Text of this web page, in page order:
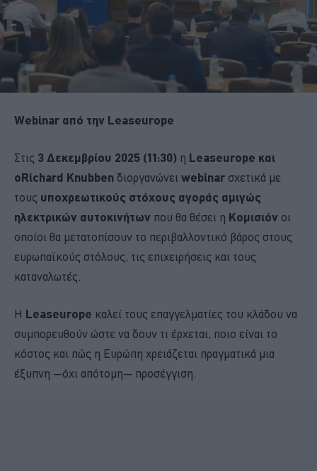
Webinar από την Leaseurope
Στις 3 Δεκεμβρίου 2025 (11:30) η Leaseurope και
οRichard Knubben διοργανώνει webinar σχετικά με
τους υποχρεωτικούς στόχους αγοράς αμιγώς
ηλεκτρικών αυτοκινήτων που θα θέσει η Κομισιόν οι
οποίοι θα μετατοπίσουν το περιβαλλοντικό βάρος στους
ευρωπαϊκούς στόλους, τις επιχειρήσεις και τους
καταναλωτές.
Η Leaseurope καλεί τους επαγγελματίες του κλάδου να
συμπορευθούν ώστε να δουν τι έρχεται, ποιο είναι το
κόστος και πώς η Ευρώπη χρειάζεται πραγματικά μια
έξυπνη —όχι απότομη— προσέγγιση.